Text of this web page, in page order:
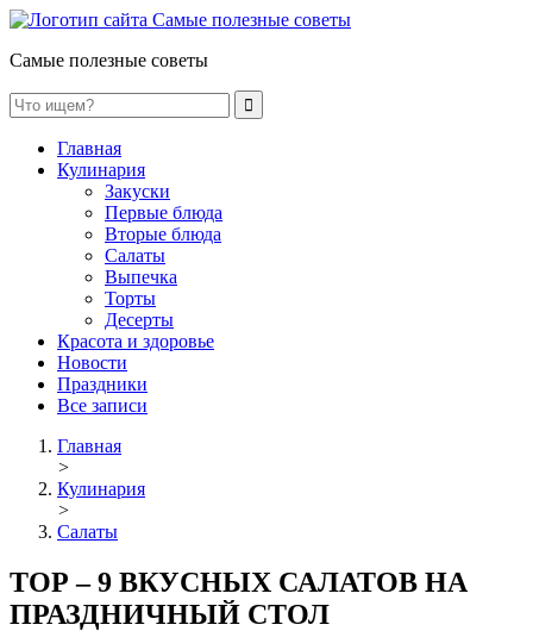
Самые полезные советы
Главная
Кулинария
Закуски
Первые блюда
Вторые блюда
Салаты
Выпечка
Торты
Десерты
Красота и здоровье
Новости
Праздники
Все записи
Главная
>
Кулинария
>
Салаты
ТОР – 9 ВКУСНЫХ САЛАТОВ НА
ПРАЗДНИЧНЫЙ СТОЛ